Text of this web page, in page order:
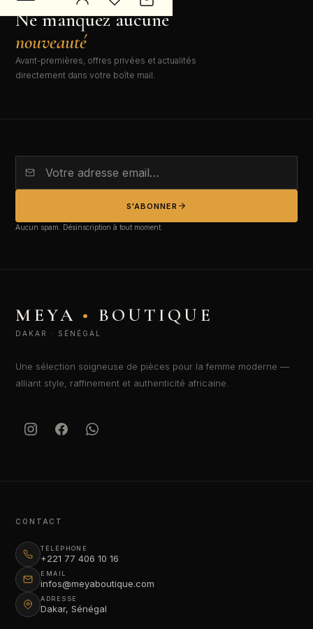
NEWSLETTER EXCLUSIVE
Ne manquez aucune
nouveauté
Avant-premières, offres privées et actualités
directement dans votre boîte mail.
S'ABONNER
Aucun spam. Désinscription à tout moment.
MEYA • BOUTIQUE
DAKAR · SÉNÉGAL
Une sélection soigneuse de pièces pour la femme moderne —
alliant style, raffinement et authenticité africaine.
CONTACT
TÉLÉPHONE
+221 77 406 10 16
EMAIL
infos@meyaboutique.com
ADRESSE
Dakar, Sénégal